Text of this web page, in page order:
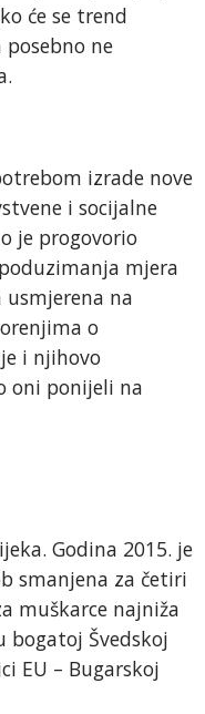
će se trend
ne
izrade nove
i socijalne
je progovorio
mjera
usmjerena na
o
i njihovo
oni ponijeli na
Godina 2015. je
smanjena za četiri
muškarce najniža
bogatoj Švedskoj
EU – Bugarskoj